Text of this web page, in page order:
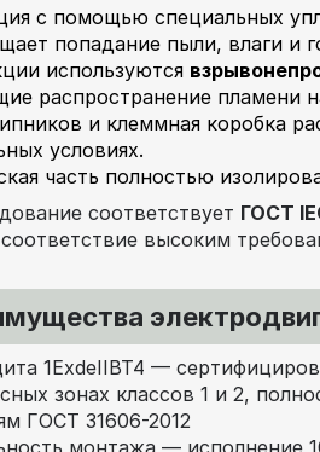
с помощью специальных
попадание пыли, влаги и
используются
распространение пламени
и клеммная коробка
условиях.
часть полностью
соответствует ГОСТ
соответствие высоким
1ExdеIIBT4 —
зонах классов 1 и 2,
ГОСТ 31606-2012
монтажа — исполнение